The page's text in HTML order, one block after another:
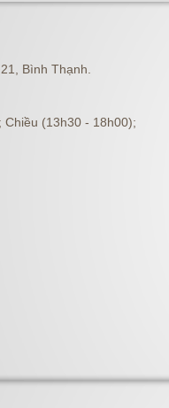
Bình Thạnh.
(13h30 - 18h00);